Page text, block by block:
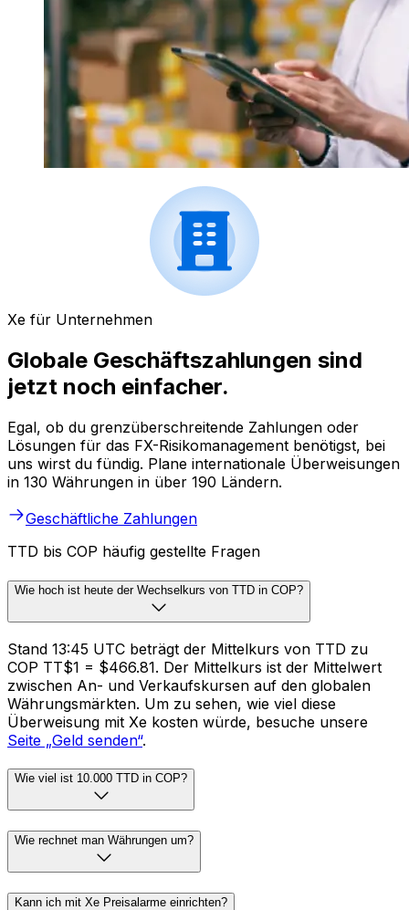
Xe für Unternehmen
Globale Geschäftszahlungen sind
jetzt noch einfacher.
Egal, ob du grenzüberschreitende Zahlungen oder
Lösungen für das FX-Risikomanagement benötigst, bei
uns wirst du fündig. Plane internationale Überweisungen
in 130 Währungen in über 190 Ländern.
Geschäftliche Zahlungen
TTD bis COP häufig gestellte Fragen
Wie hoch ist heute der Wechselkurs von TTD in COP?
Stand 13:45 UTC beträgt der Mittelkurs von TTD zu
COP TT$1 = $466.81. Der Mittelkurs ist der Mittelwert
zwischen An- und Verkaufskursen auf den globalen
Währungsmärkten. Um zu sehen, wie viel diese
Überweisung mit Xe kosten würde, besuche unsere
Seite „Geld senden“.
Wie viel ist 10.000 TTD in COP?
Wie rechnet man Währungen um?
Kann ich mit Xe Preisalarme einrichten?